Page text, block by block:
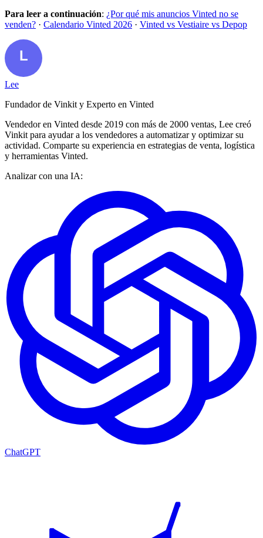
Para leer a continuación: ¿Por qué mis anuncios Vinted no se
venden? · Calendario Vinted 2026 · Vinted vs Vestiaire vs Depop
Lee
Fundador de Vinkit y Experto en Vinted
Vendedor en Vinted desde 2019 con más de 2000 ventas, Lee creó
Vinkit para ayudar a los vendedores a automatizar y optimizar su
actividad. Comparte su experiencia en estrategias de venta, logística
y herramientas Vinted.
Analizar con una IA:
ChatGPT